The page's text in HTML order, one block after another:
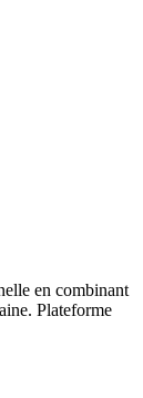
en combinant
Plateforme